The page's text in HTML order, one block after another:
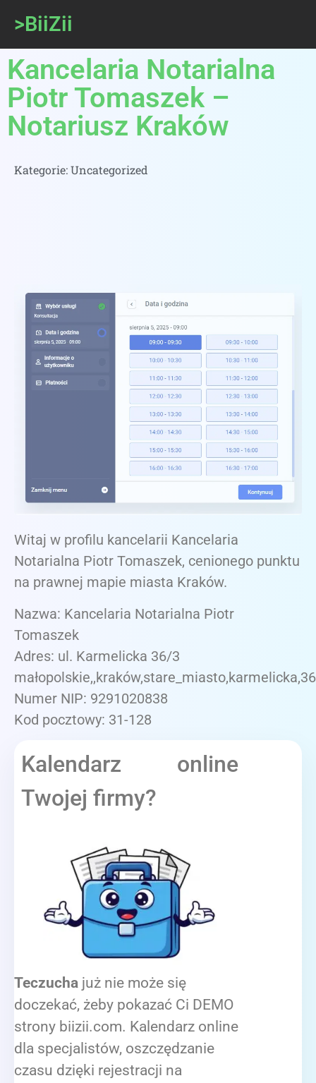
>BiiZii
Kancelaria Notarialna
Piotr Tomaszek –
Notariusz Kraków
Kategorie:Uncategorized
Witaj w profilu kancelarii Kancelaria
Notarialna Piotr Tomaszek, cenionego punktu
na prawnej mapie miasta Kraków.
Nazwa: Kancelaria Notarialna Piotr
Tomaszek
Adres: ul. Karmelicka 36/3
Numer NIP: 9291020838
Kod pocztowy: 31-128
Kalendarz online
Twojej firmy?
Teczucha już nie może się
doczekać, żeby pokazać Ci DEMO
strony biizii.com. Kalendarz online
dla specjalistów, oszczędzanie
czasu dzięki rejestracji na